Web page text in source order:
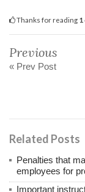
Thanks for reading 1
Previous
« Prev Post
Related Posts
Penalties that
employees for
Important